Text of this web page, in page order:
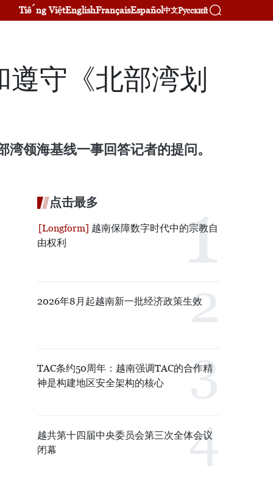
Tiếng ViệtEnglishFrançaisEspañol中文Русский
守《北部湾划
领海基线一事回答记者的提问。
点击最多
越南保障数字时代中的宗教自
由权利
2026年8月起越南新一批经济政策生效
TAC条约50周年：越南强调TAC的合作精
神是构建地区安全架构的核心
越共第十四届中央委员会第三次全体会议
闭幕